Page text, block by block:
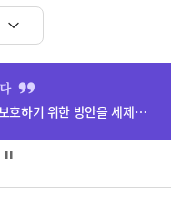
(보도설명) 정부는 거주용 1주택을 두텁게 보호하기 위한 방안을 세제개편안에 담았습니다.